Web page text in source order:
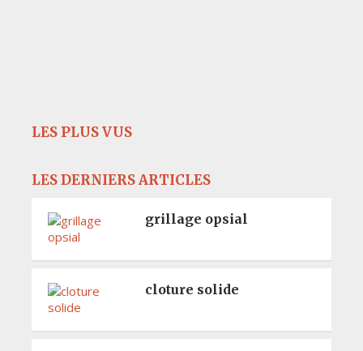
LES PLUS VUS
LES DERNIERS ARTICLES
grillage opsial
cloture solide